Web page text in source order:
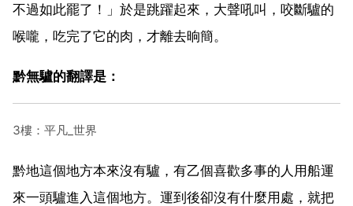
不過如此罷了！」於是跳躍起來，大聲吼叫，咬斷驢的
喉嚨，吃完了它的肉，才離去晌簡。
黔無驢的翻譯是：
3樓：平凡_世界
黔地這個地方本來沒有驢，有乙個喜歡多事的人用船運
來一頭驢進入這個地方。運到後卻沒有什麼用處，就把